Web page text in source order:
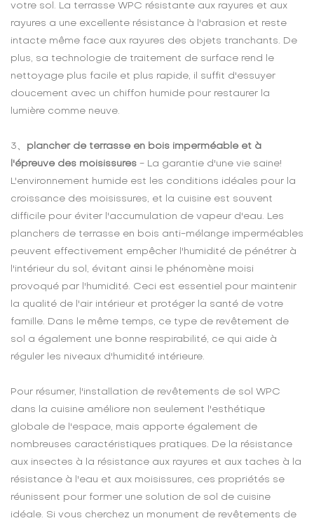
votre sol. La terrasse WPC résistante aux rayures et aux
rayures a une excellente résistance à l'abrasion et reste
intacte même face aux rayures des objets tranchants. De
plus, sa technologie de traitement de surface rend le
nettoyage plus facile et plus rapide, il suffit d'essuyer
doucement avec un chiffon humide pour restaurer la
lumière comme neuve.
3、 plancher de terrasse en bois imperméable et à
l'épreuve des moisissures - La garantie d'une vie saine!
L'environnement humide est les conditions idéales pour la
croissance des moisissures, et la cuisine est souvent
difficile pour éviter l'accumulation de vapeur d'eau. Les
planchers de terrasse en bois anti-mélange imperméables
peuvent effectivement empêcher l'humidité de pénétrer à
l'intérieur du sol, évitant ainsi le phénomène moisi
provoqué par l'humidité. Ceci est essentiel pour maintenir
la qualité de l'air intérieur et protéger la santé de votre
famille. Dans le même temps, ce type de revêtement de
sol a également une bonne respirabilité, ce qui aide à
réguler les niveaux d'humidité intérieure.
Pour résumer, l'installation de revêtements de sol WPC
dans la cuisine améliore non seulement l'esthétique
globale de l'espace, mais apporte également de
nombreuses caractéristiques pratiques. De la résistance
aux insectes à la résistance aux rayures et aux taches à la
résistance à l'eau et aux moisissures, ces propriétés se
réunissent pour former une solution de sol de cuisine
idéale. Si vous cherchez un monument de revêtements de